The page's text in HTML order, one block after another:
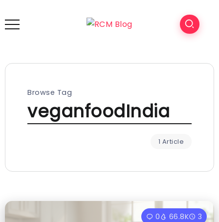
Browse Tag
veganfoodIndia
1 Article
0 66.8K 3